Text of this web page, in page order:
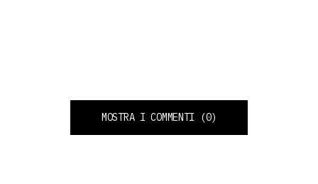
MOSTRA I COMMENTI (0)